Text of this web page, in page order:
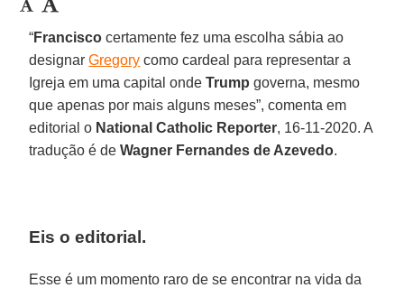
“Francisco certamente fez uma escolha sábia ao
designarGregory como cardeal para representar a
Igreja em uma capital ondeTrump governa, mesmo
que apenas por mais alguns meses”, comenta em
editorial o National Catholic Reporter, 16-11-2020. A
tradução é deWagner Fernandes de Azevedo.
Eis o editorial.
Esse é um momento raro de se encontrar na vida da